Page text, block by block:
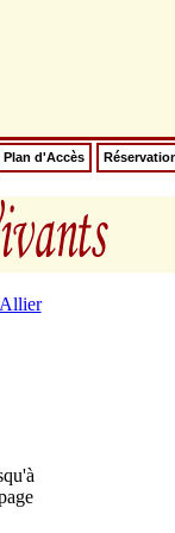
Plan d'Accès